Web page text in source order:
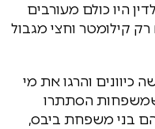
היו כולם מעורבים
קילומטר וחצי מגבול
והרגו את מי
הסתתרו
בני משפחת ביבס,